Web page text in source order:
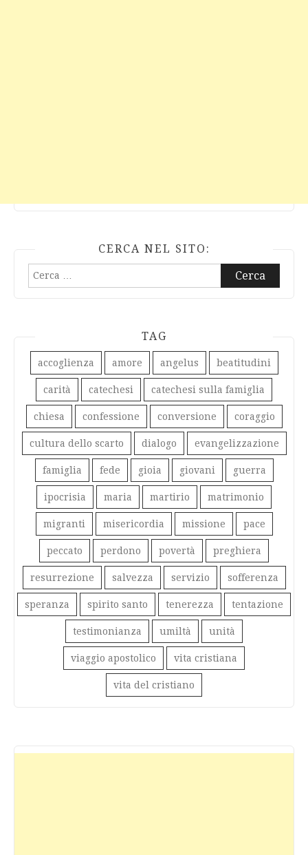
CERCA NEL SITO:
Ricerca
per:
TAG
accoglienza amore angelus beatitudini
carità catechesi catechesi sulla famiglia
chiesa confessione conversione coraggio
cultura dello scarto dialogo evangelizzazione
famiglia fede gioia giovani guerra
ipocrisia maria martirio matrimonio
migranti misericordia missione pace
peccato perdono povertà preghiera
resurrezione salvezza servizio sofferenza
speranza spirito santo tenerezza tentazione
testimonianza umiltà unità
viaggio apostolico vita cristiana
vita del cristiano